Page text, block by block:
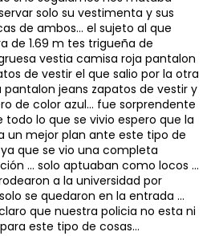
solo su vestimenta y sus
de ambos… el sujeto al que
de 1.69 m tes trigueña de
vestia camisa roja pantalon
de vestir el que salio por la otra
jeans zapatos de vestir y
de color azul… fue sorprendente
lo que se vivio espero que la
un mejor plan ante este tipo de
que se vio una completa
… solo aptuaban como locos …
a la universidad por
se quedaron en la entrada …
que nuestra policia no esta ni
este tipo de cosas…